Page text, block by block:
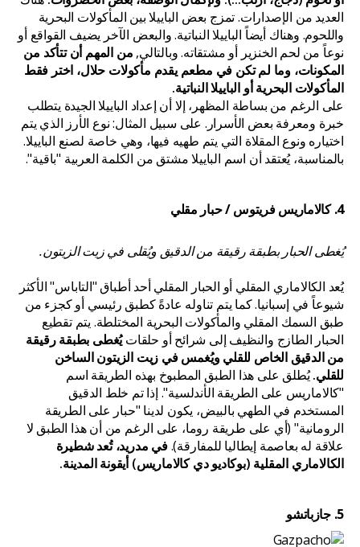
العديد من الإصدارات. تمزج بعض الباييلا بين المأكولات البحرية
واللحوم. وهناك أيضاً الباييلا النباتية. والبعض الآخر يضيف القواقع أو
نوعاً من لحم الخنزير أو مشتقاته. وبالتالي, من المهم أن تتأكد من
المكونات، وما لم تكن في مطعم يقدم مأكولات حلال، اختر فقط
المأكولات البحرية أو الباييلا النباتية.
على الرغم من بساطة المظهر، إلا أن إعداد الباييلا الجيدة يتطلب
خبرة ومعرفة بعض الأسرار. على سبيل المثال: نوع الأرز الذي يتم
اختياره ونوع المقلاة التي يتم طهيه فيها، وهي خاصة لصنع الباييلا.
بالمناسبة، يُعتقد أن اسم الباييلا مشتق من الكلمة العربية "باقية".
4. كالاماريس فريتوس / حبار مقلي
يُغطى الحبار بطبقة رقيقة من الدقيق ويُقلى في زيت الزيتون.
يُعد الكالاماري المقلي أو الحبار المقلي أحد أطباق "التاباس" الأكثر
شيوعاً في إسبانيا. كما يتم تناوله عادةً كطبق رئيسي أو كجزء من
طبق السمك المقلي والمأكولات البحرية المختلطة. يتم تقطيع
الحبار الطازج والنظيف إلى شرائح أو حلقاتيُغطى بطبقة رقيقة
من الدقيق الخاص للقلي ويُغمس في زيت الزيتون الساخن
للقلي.يُطلق على هذا الطبق المطبوخ بهذه الطريقة اسم
"كالاماريس على الطريقة الأندلسية". إذا تم خلط الدقيق
المستخدم في الطهي بالبيض، يكون لدينا "حبار على الطريقة
الرومانية" (أي على طريقة روما، على الرغم من أن هذا الطبق لا
علاقة له بعاصمة إيطاليا للمفارقة).في مدريد، تُعد شطيرة
الكالاماري المقلية (بوكاديو دي كالاماريس) أيقونة المدينة.
5. جازباتشو